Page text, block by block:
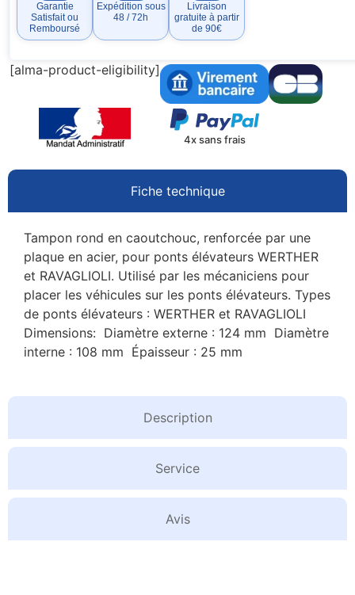
Garantie
Satisfait ou
Remboursé
Expédition sous
48 / 72h
Livraison
gratuite à partir
de 90€
[alma-product-eligibility]
4x sans frais
Fiche technique
Description
Service
Avis
Tampon rond en caoutchouc, renforcée par une
plaque en acier, pour ponts élévateurs WERTHER
et RAVAGLIOLI. Utilisé par les mécaniciens pour
placer les véhicules sur les ponts élévateurs. Types
de ponts élévateurs : WERTHER et RAVAGLIOLI
Dimensions: Diamètre externe : 124 mm Diamètre
interne : 108 mm Épaisseur : 25 mm